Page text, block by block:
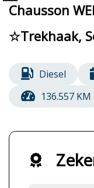
Chausson
☆Trekhaak,
Diesel
136.557 KM